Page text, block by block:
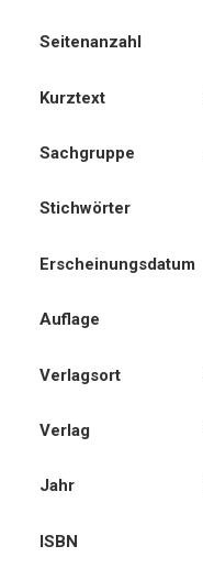
Seitenanzahl
Kurztext
Sachgruppe
Stichwörter
Erscheinungsdatum
Auflage
Verlagsort
Verlag
Jahr
ISBN